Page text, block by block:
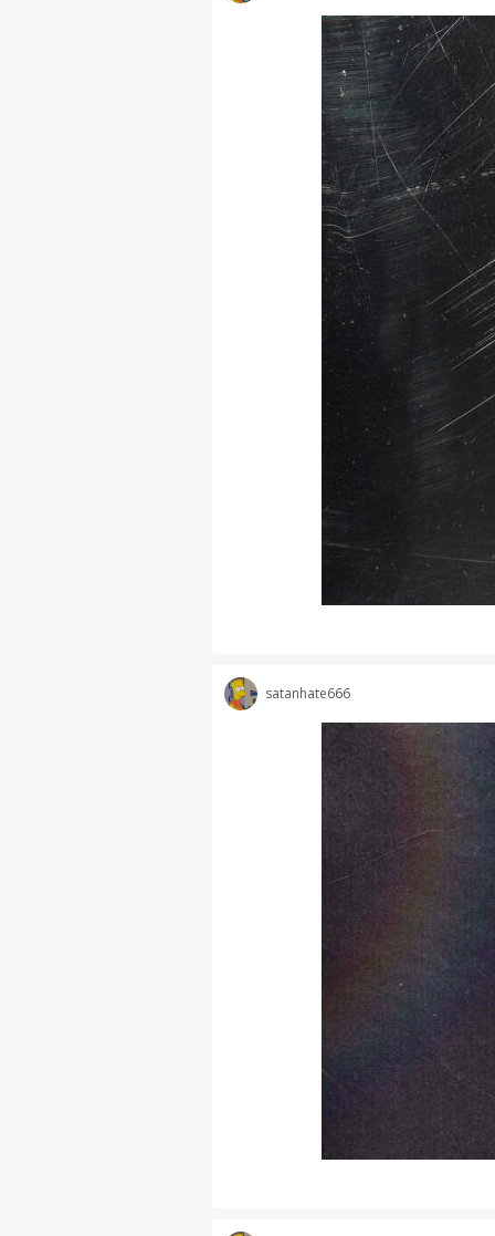
satanhate666